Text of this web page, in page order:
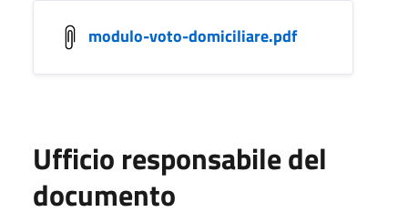
modulo-voto-domiciliare.pdf
Ufficio responsabile del
documento